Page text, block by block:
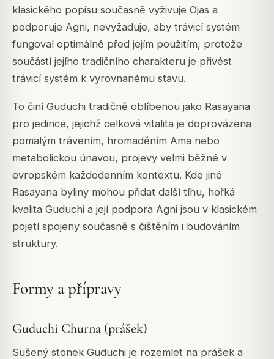
klasického popisu současně vyživuje Ojas a
podporuje Agni, nevyžaduje, aby trávicí systém
fungoval optimálně před jejím použitím, protože
součástí jejího tradičního charakteru je přivést
trávicí systém k vyrovnanému stavu.
To činí Guduchi tradičně oblíbenou jako Rasayana
pro jedince, jejichž celková vitalita je doprovázena
pomalým trávením, hromaděním Ama nebo
metabolickou únavou, projevy velmi běžné v
evropském každodenním kontextu. Kde jiné
Rasayana byliny mohou přidat další tíhu, hořká
kvalita Guduchi a její podpora Agni jsou v klasickém
pojetí spojeny současně s čištěním i budováním
struktury.
Formy a přípravy
Guduchi Churna (prášek)
Sušený stonek Guduchi je rozemlet na prášek a